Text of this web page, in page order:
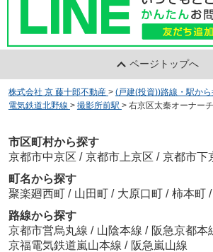
ページトップへ
株式会社 京 藤十郎不動産 > (戸建(投資))路線・駅か
電気鉄道北野線 > 撮影所前駅 > 右京区太秦オーナー
市区町村から探す
京都市中京区 / 京都市上京区 / 京都市下
町名から探す
聚楽廻西町 / 山田町 / 大原口町 / 柿本町 /
路線から探す
京都市営烏丸線 / 山陰本線 / 阪急京都本
京福電気鉄道嵐山本線 / 阪急嵐山線